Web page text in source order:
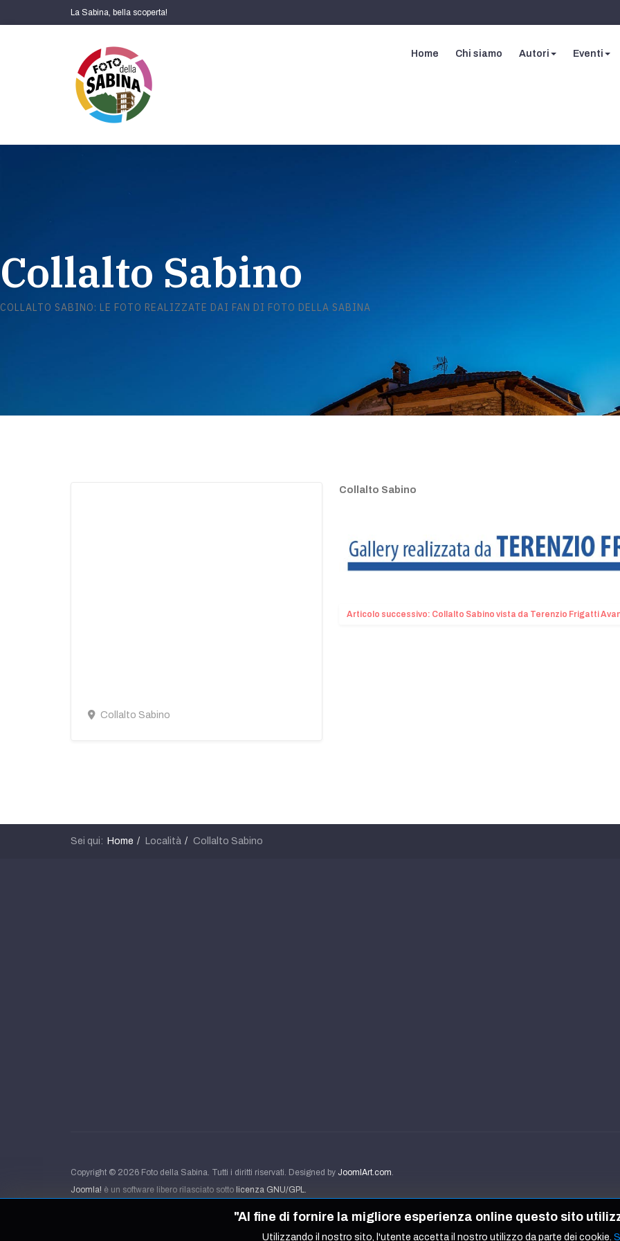
La Sabina, bella scoperta!
Home Chi siamo Autori Eventi
Collalto Sabino
COLLALTO SABINO: LE FOTO REALIZZATE DAI FAN DI FOTO DELLA SABINA
Collalto Sabino
Collalto Sabino
Articolo successivo: Collalto Sabino vista da Terenzio Frigatti
Sei qui: Home Località Collalto Sabino
Copyright © 2026 Foto della Sabina. Tutti i diritti riservati. Designed by JoomlArt.com.
Joomla! è un software libero rilasciato sotto licenza GNU/GPL.
"Al fine di fornire la migliore esperienza online questo sito
Utilizzando il nostro sito, l'utente accetta il nostro utilizzo da parte dei cookie.